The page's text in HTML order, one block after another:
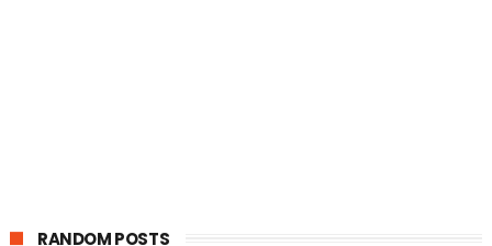
RANDOM POSTS